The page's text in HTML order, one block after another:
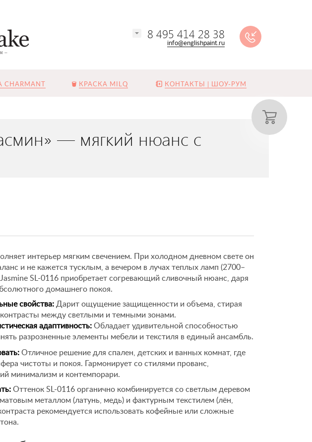
8 495 414 28 38
info@englishpaint.ru
КРАСКА MILQ КОНТАКТЫ | ШОУ-РУМ
— мягкий нюанс с
интерьер мягким свечением. При холодном дневном свете он
и не кажется тусклым, а вечером в лучах теплых ламп (2700–
SL-0116 приобретает согревающий сливочный нюанс, даря
домашнего покоя.
свойства: Дарит ощущение защищенности и объема, стирая
контрасты между светлыми и темными зонами.
адаптивность: Обладает удивительной способностью
разрозненные элементы мебели и текстиля в единый ансамбль.
Отличное решение для спален, детских и ванных комнат, где
чистоты и покоя. Гармонирует со стилями прованс,
минимализм и контемпорари.
Оттенок SL-0116 органично комбинируется со светлым деревом
металлом (латунь, медь) и фактурным текстилем (лён,
рекомендуется использовать кофейные или сложные